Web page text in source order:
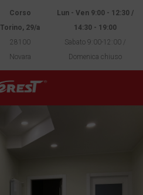
Corso
Torino, 29/a
28100
Novara
Lun - Ven 9:00 - 12:30 /
14:30 - 19:00
Sabato 9:00-12:00 /
Domenica chiuso